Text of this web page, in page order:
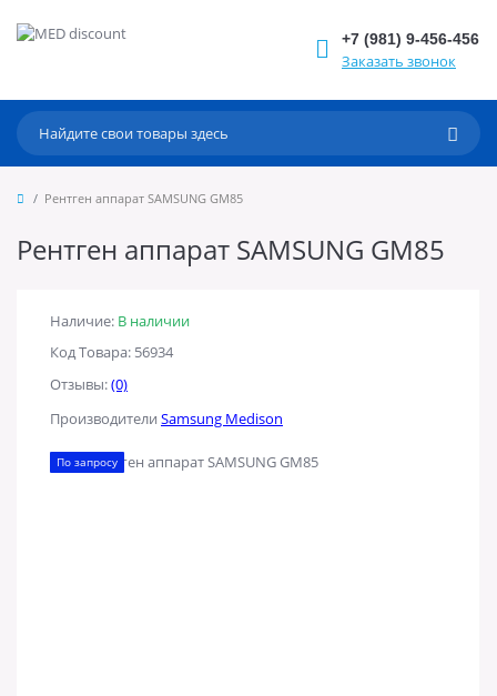
+7 (981) 9-456-456
Заказать звонок
Рентген аппарат SAMSUNG GM85
Рентген аппарат SAMSUNG GM85
Наличие: В наличии
Код Товара: 56934
Отзывы:(0)
Производители Samsung Medison
По запросу